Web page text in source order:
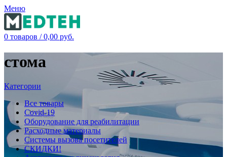
Меню
0 товаров / 0,00 руб.
стома
Категории
Все товары
Covid-19
Оборудование для реабилитации
Расходные материалы
Системы вызова посетителей
СКИДКИ!